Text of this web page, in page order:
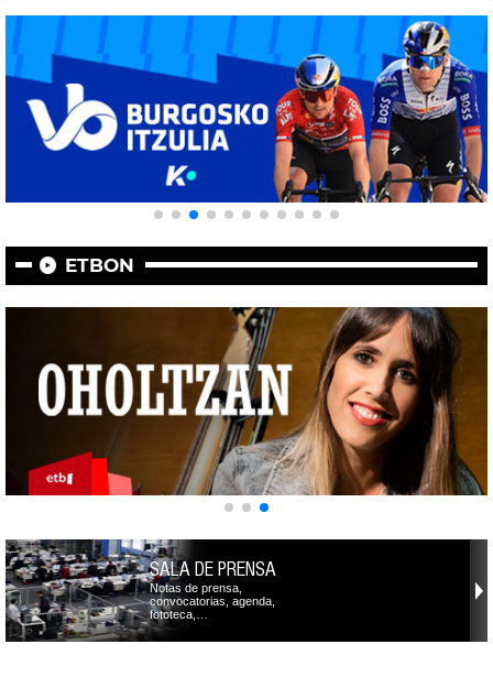
ETBON
SALA DE PRENSA
Notas de prensa,
convocatorias, agenda,
fototeca,…